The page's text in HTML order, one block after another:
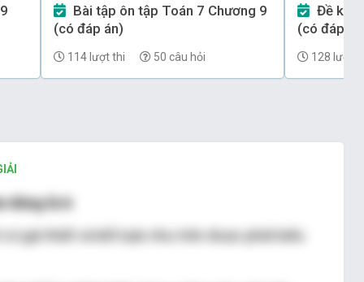
(có đáp án)
114 lượt thi 50 câu hỏi
(có đáp
128 lượt
đúng là A
giả thiết và kết luận như trên được phát biểu